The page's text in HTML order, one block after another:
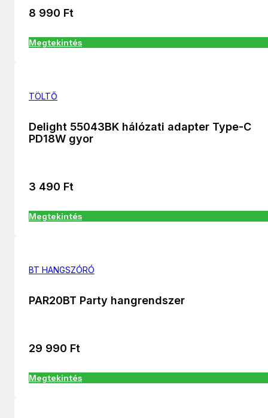
8 990 Ft
Megtekintés
TÖLTŐ
Delight 55043BK hálózati adapter Type-C
PD18W gyor
3 490 Ft
Megtekintés
BT HANGSZÓRÓ
PAR20BT Party hangrendszer
29 990 Ft
Megtekintés